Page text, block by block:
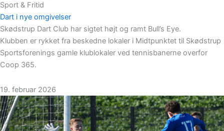
Sport & Fritid
Dart i nye omgivelser
Skødstrup Dart Club har sigtet højt og ramt Bull’s Eye.
Klubben er rykket fra beskedne lokaler i Midtpunktet til Skødstrup
Sportsforenings gamle klublokaler ved tennisbanerne overfor
Coop 365.
19. februar 2026